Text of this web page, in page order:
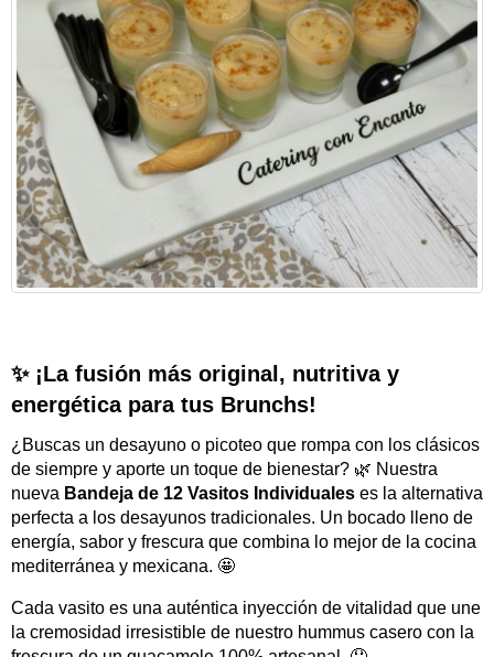
✨ ¡La fusión más original, nutritiva y
energética para tus Brunchs!
¿Buscas un desayuno o picoteo que rompa con los clásicos
de siempre y aporte un toque de bienestar? 🌿 Nuestra
nueva Bandeja de 12 Vasitos Individuales es la alternativa
perfecta a los desayunos tradicionales. Un bocado lleno de
energía, sabor y frescura que combina lo mejor de la cocina
mediterránea y mexicana. 🤩
Cada vasito es una auténtica inyección de vitalidad que une
la cremosidad irresistible de nuestro hummus casero con la